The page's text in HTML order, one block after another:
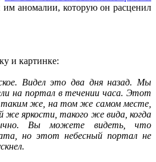
им аномалии, которую он расценил
и картинке:
Видел это два дня назад. Мы
на портал в течении часа. Этот
таким же, на том же самом месте,
же яркости, такого же вида, когда
Вы можете видеть, что
но этот небесный портал не